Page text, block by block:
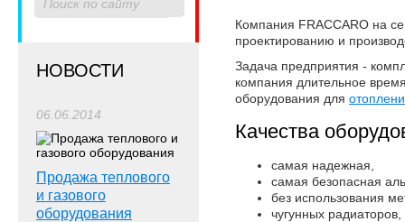
НОВОСТИ
06.06.2014
Продажа теплового
и газового
оборудования
Компания FRACCARO на
проектированию и
Задача предприятия -
компания длительное
оборудования для
Качества
самая надежная,
самая безопасная
без использования
чугунных радиаторов,